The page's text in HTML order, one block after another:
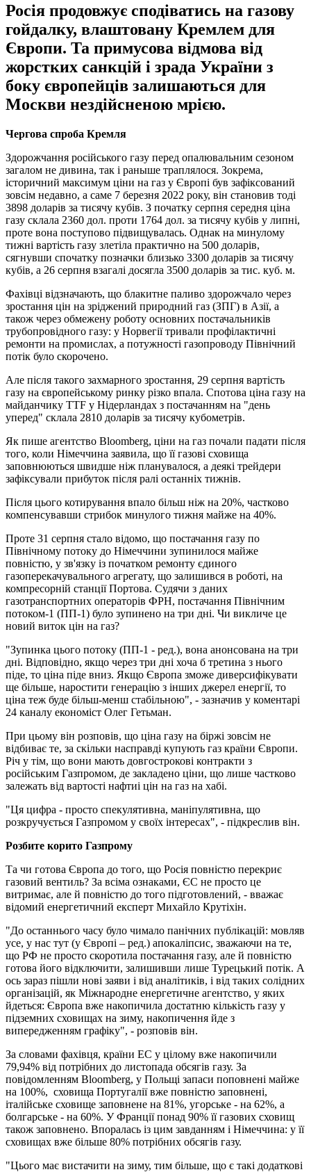
Росія продовжує сподіватись на газову
гойдалку, влаштовану Кремлем для
Європи. Та примусова відмова від
жорстких санкцій і зрада України з
боку європейців залишаються для
Москви нездійсненою мрією.
Чергова спроба Кремля
Здорожчання російського газу перед опалювальним сезоном
загалом не дивина, так і раныше траплялося. Зокрема,
історичний максимум ціни на газ у Європі був зафіксований
зовсім недавно, а саме 7 березня 2022 року, він становив тоді
3898 доларів за тисячу кубів. З початку серпня середня ціна
газу склала 2360 дол. проти 1764 дол. за тисячу кубів у липні,
проте вона поступово підвищувалась. Однак на минулому
тижні вартість газу злетіла практично на 500 доларів,
сягнувши спочатку позначки близько 3300 доларів за тисячу
кубів, а 26 серпня взагалі досягла 3500 доларів за тис. куб. м.
Фахівці відзначають, що блакитне паливо здорожчало через
зростання цін на зріджений природний газ (ЗПГ) в Азії, а
також через обмежену роботу основних постачальників
трубопровідного газу: у Норвегії тривали профілактичні
ремонти на промислах, а потужності газопроводу Північний
потік було скорочено.
Але після такого захмарного зростання, 29 серпня вартість
газу на європейському ринку різко впала. Спотова ціна газу на
майданчику TTF у Нідерландах з постачанням на "день
уперед" склала 2810 доларів за тисячу кубометрів.
Як пише агентство Bloomberg, ціни на газ почали падати після
того, коли Німеччина заявила, що її газові сховища
заповнюються швидше ніж планувалося, а деякі трейдери
зафіксували прибуток після ралі останніх тижнів.
Після цього котирування впало більш ніж на 20%, частково
компенсувавши стрибок минулого тижня майже на 40%.
Проте 31 серпня стало відомо, що постачання газу по
Північному потоку до Німеччини зупинилося майже
повністю, у зв'язку із початком ремонту єдиного
газоперекачувального агрегату, що залишився в роботі, на
компресорній станції Портова. Судячи з даних
газотранспортних операторів ФРН, постачання Північним
потоком-1 (ПП-1) було зупинено на три дні. Чи викличе це
новий виток цін на газ?
"Зупинка цього потоку (ПП-1 - ред.), вона анонсована на три
дні. Відповідно, якщо через три дні хоча б третина з нього
піде, то ціна піде вниз. Якщо Європа зможе диверсифікувати
ще більше, наростити генерацію з інших джерел енергії, то
ціна теж буде більш-менш стабільною", - зазначив у коментарі
24 каналу економіст Олег Гетьман.
При цьому він розповів, що ціна газу на біржі зовсім не
відбиває те, за скільки насправді купують газ країни Європи.
Річ у тім, що вони мають довгострокові контракти з
російським Газпромом, де закладено ціни, що лише частково
залежать від вартості нафтиі цін на газ на хабі.
"Ця цифра - просто спекулятивна, маніпулятивна, що
розкручується Газпромом у своїх інтересах", - підкреслив він.
Розбите корито Газпрому
Та чи готова Європа до того, що Росія повністю перекриє
газовий вентиль? За всіма ознаками, ЄС не просто це
витримає, але й повністю до того підготовлений, - вважає
відомий енергетичний експерт Михайло Крутіхін.
"До останнього часу було чимало панічних публікацій: мовляв
усе, у нас тут (у Європі – ред.) апокаліпсис, зважаючи на те,
що РФ не просто скоротила постачання газу, але й повністю
готова його відключити, залишивши лише Турецький потік. А
ось зараз пішли нові заяви і від аналітиків, і від таких солідних
організацій, як Міжнародне енергетичне агентство, у яких
йдеться: Європа вже накопичила достатню кількість газу у
підземних сховищах на зиму, накопичення йде з
випередженням графіку", - розповів він.
За словами фахівця, країни ЕС у цілому вже накопичили
79,94% від потрібних до листопада обсягів газу. За
повідомленням Bloomberg, у Польщі запаси поповнені майже
на 100%, сховища Португалії вже повністю заповнені,
італійське сховище заповнене на 81%, угорське - на 62%, а
болгарське - на 60%. У Франції понад 90% її газових сховищ
також заповнено. Впоралась із цим завданням і Німеччина: у її
сховищах вже більше 80% потрібних обсягів газу.
"Цього має вистачити на зиму, тим більше, що є такі додаткові